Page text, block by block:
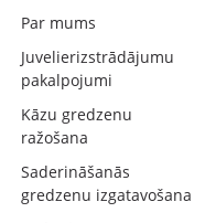
Par mums
Juvelierizstrādājumu
pakalpojumi
Kāzu gredzenu
ražošana
Saderināšanās
gredzenu izgatavošana